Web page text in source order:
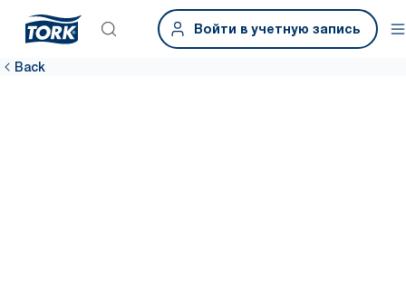
Войти в учетную запись
Back